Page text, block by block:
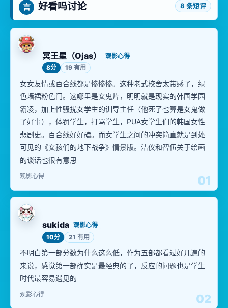
言 好看吗讨论 8 条短评
01
冥王星（Ojas）
观影心得
8分
19 有用
女女友情或百合线都是惨惨惨。这种老式校舍太带感了，绿
色墙裙粉色门。这哪里是女鬼片，明明就是现实的韩国学园
霸凌，加上性骚扰女学生的训导主任（他死了也算是女鬼做
了好事），体罚学生，打骂学生，PUA女学生们的韩国女性
悲剧史。百合线好好磕。而女学生之间的冲突简直就是到处
可见的《女孩们的地下战争》情景版。洁仪和智伍关于绘画
的谈话也很有意思
观影心得
02
sukida 观影心得
10分
21 有用
不明白第一部分数为什么这么低，作为五部都看过好几遍的
来说，感觉第一部确实是最经典的了，反应的问题也是学生
时代最容易遇见的
观影心得